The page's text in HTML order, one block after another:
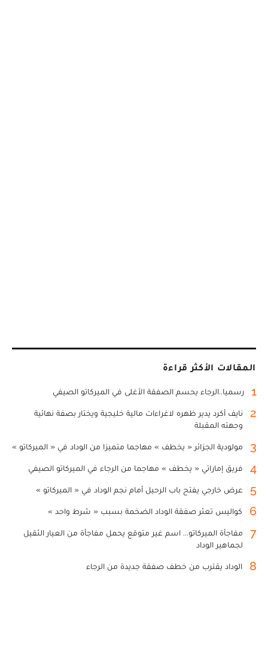
المقالات الأكثر قراءة
1 رسميا..الرجاء يحسم الصفقة الأغلى في الميركاتو الصيفي
2
نايف أكرد يدير ظهره لاغراءات مالية خليجية ويختار بصفة نهائية
وجهته المقبلة
3 مولودية الجزائر « يخطف » مهاجما متميزا من الوداد في « الميركاتو »
4 فريق إماراتي « يخطف » مهاجما من الرجاء في الميركاتو الصيفي
5 عرض خارجي يفتح باب الرحيل أمام نجم الوداد في « الميركاتو »
6 كواليس تعثر صفقة الوداد الضخمة بسبب « شرط واحد »
7
مفاجأة الميركاتو... اسم غير متوقع يحمل مفاجأة من العيار الثقيل
لجماهير الوداد
8 الوداد يقترب من خطف صفقة جديدة من الرجاء